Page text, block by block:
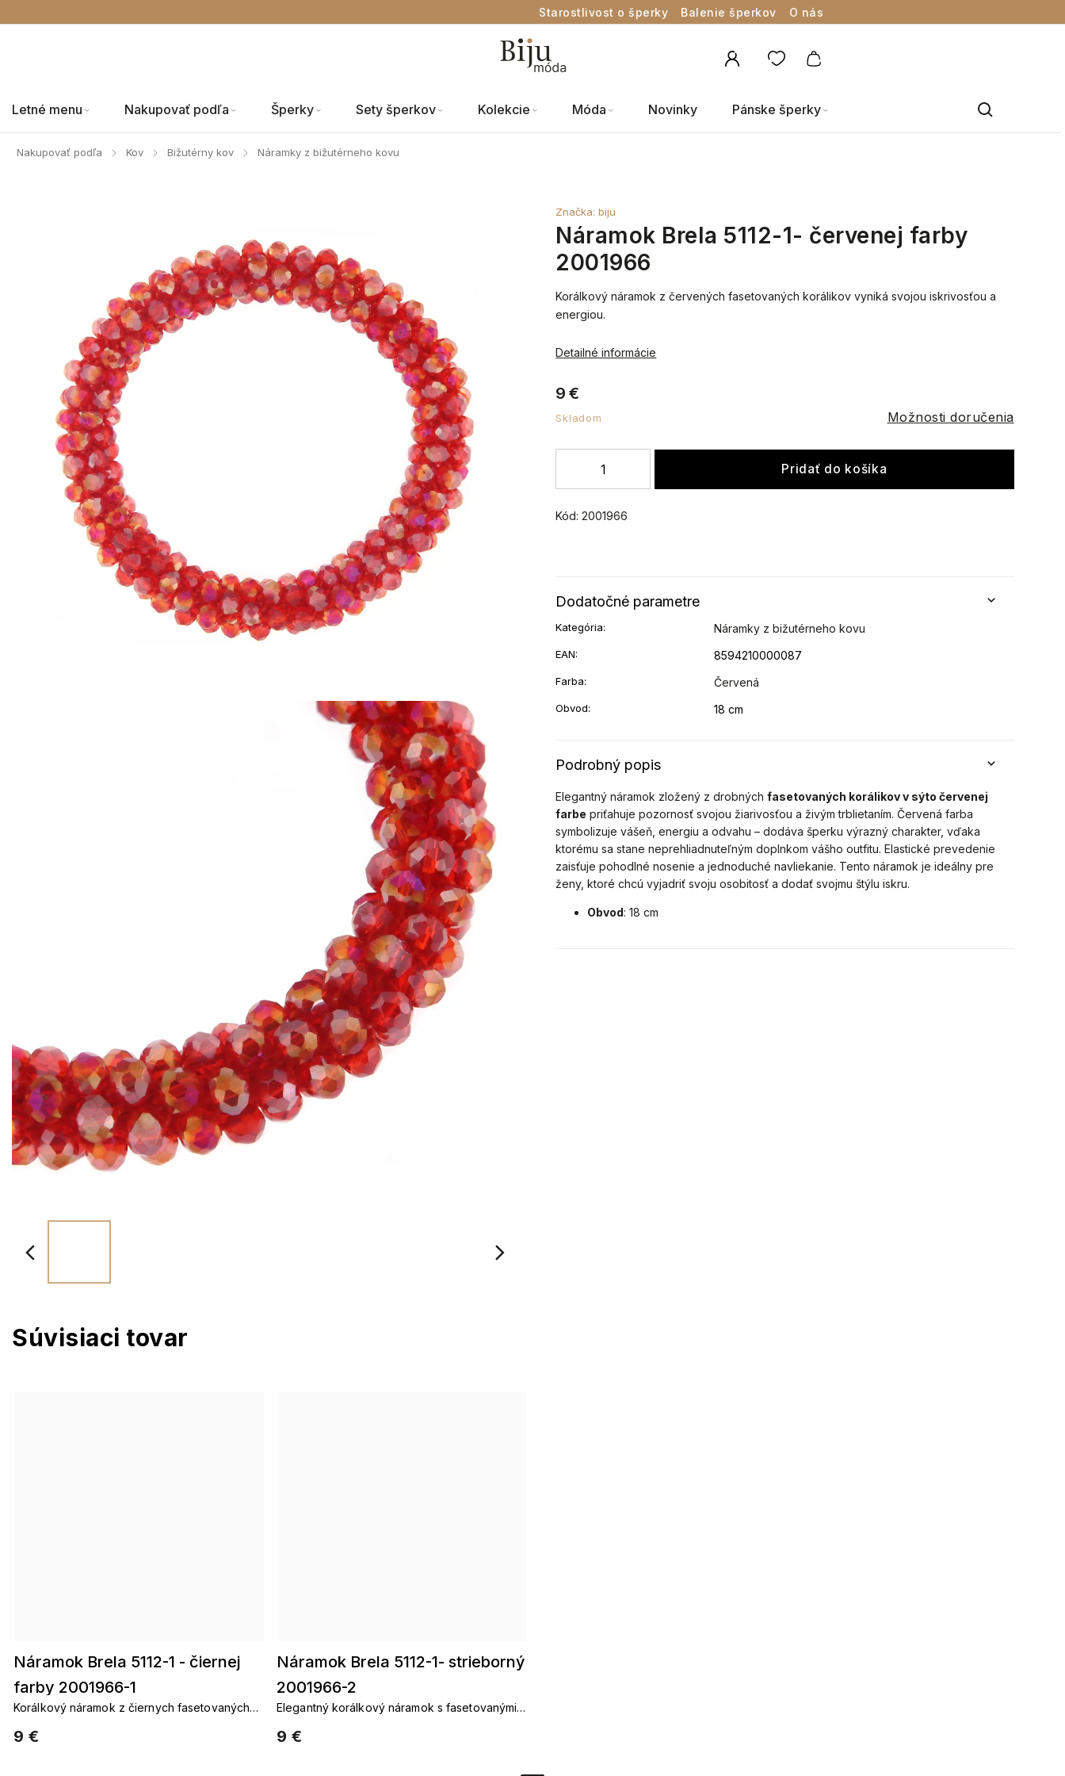
Starostlivost o šperky Balenie šperkov O nás
Letné menu Nakupovať podľa Šperky Sety šperkov Kolekcie Móda Novinky Pánske šperky
Nakupovať podľa / Kov / Bižutérny kov / Náramky z bižutérneho kovu
Náramok Brela 5112-1- červenej farby
2001966
Kód: 2001966
Značka:biju
9 €
Skladom Možnosti doručenia
Pridať do košíka
Korálkový náramok z červených fasetovaných korálikov vyniká svojou iskrivosťou a
energiou.
Detailné informácie
Podrobný popis
Elegantný náramok zložený z drobnýchfasetovaných korálikov v sýto červenej
farbe priťahuje pozornosť svojou žiarivosťou a živým trblietaním. Červená farba
symbolizuje vášeň, energiu a odvahu – dodáva šperku výrazný charakter, vďaka
ktorému sa stane neprehliadnuteľným doplnkom vášho outfitu. Elastické prevedenie
zaisťuje pohodlné nosenie a jednoduché navliekanie. Tento náramok je ideálny pre
ženy, ktoré chcú vyjadriť svoju osobitosť a dodať svojmu štýlu iskru.
Obvod: 18 cm
Dodatočné parametre
Kategória: Náramky z bižutérneho kovu
EAN: 8594210000087
Farba: Červená
Obvod: 18 cm
Súvisiaci tovar
Náramok Brela 5112-1 - čiernej
farby 2001966-1
9 €
Korálkový náramok z čiernych fasetovaných
nadčasovosť.
Náramok Brela 5112-1- strieborný
2001966-2
9 €
Elegantný korálkový náramok s fasetovanými
lesku.